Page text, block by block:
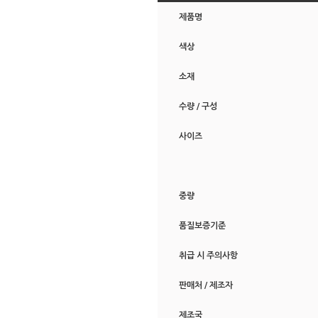
제품명
색상
소재
수량 / 구성
사이즈
중량
품질보증기준
취급 시 주의사항
판매처 / 제조자
제조국